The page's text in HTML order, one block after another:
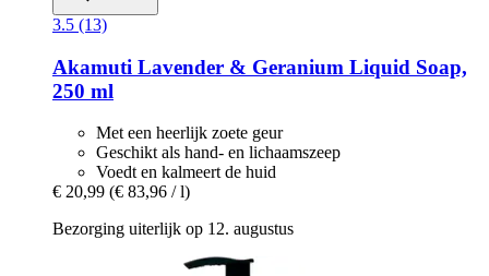
3.5 (13)
Akamuti Lavender & Geranium Liquid Soap,
250 ml
Met een heerlijk zoete geur
Geschikt als hand- en lichaamszeep
Voedt en kalmeert de huid
€ 20,99 (€ 83,96 / l)
Bezorging uiterlijk op 12. augustus